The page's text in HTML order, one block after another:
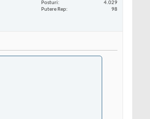
Posturi
4.029
Putere Rep
98